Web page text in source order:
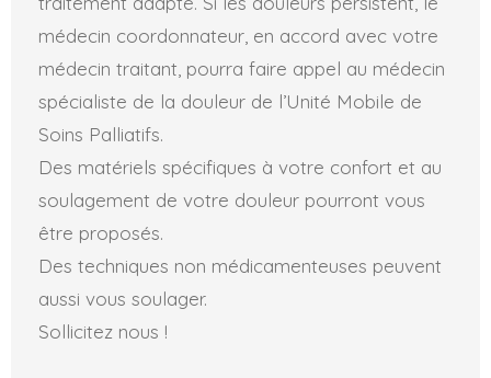
médecin coordonnateur, en accord avec votre
médecin traitant, pourra faire appel au médecin
spécialiste de la douleur de l’Unité Mobile de
Soins Palliatifs.
Des matériels spécifiques à votre confort et au
soulagement de votre douleur pourront vous
être proposés.
Des techniques non médicamenteuses peuvent
aussi vous soulager.
Sollicitez nous !